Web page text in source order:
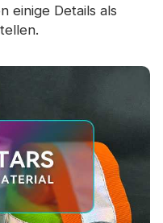
einige Details als